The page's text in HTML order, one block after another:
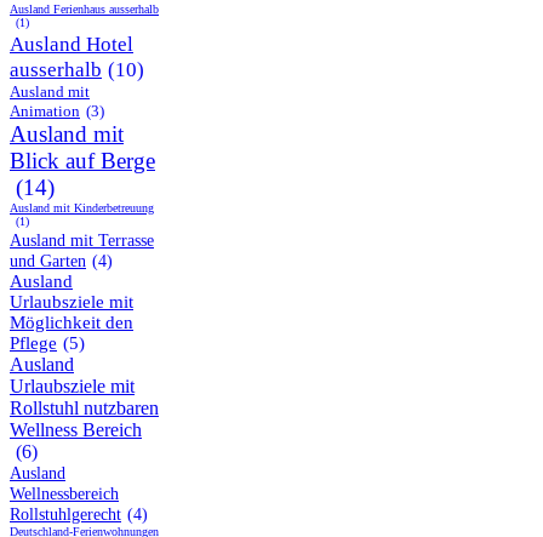
Ausland Ferienhaus ausserhalb
(1)
Ausland Hotel
ausserhalb (10)
Ausland mit
Animation (3)
Ausland mit
Blick auf Berge
(14)
Ausland mit Kinderbetreuung
(1)
Ausland mit Terrasse
und Garten (4)
Ausland
Urlaubsziele mit
Möglichkeit den
Pflege (5)
Ausland
Urlaubsziele mit
Rollstuhl nutzbaren
Wellness Bereich
(6)
Ausland
Wellnessbereich
Rollstuhlgerecht (4)
Deutschland-Ferienwohnungen